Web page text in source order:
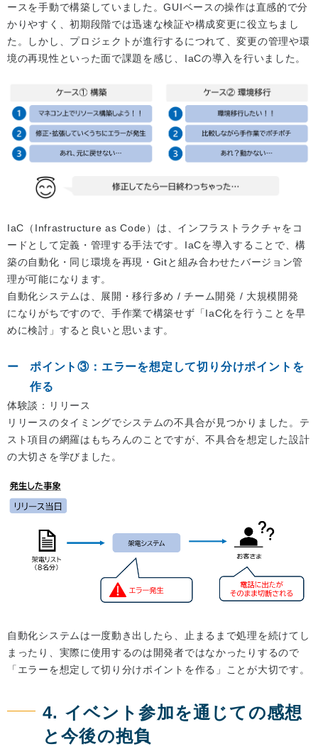
ースを手動で構築していました。GUIベースの操作は直感的で分
かりやすく、初期段階では迅速な検証や構成変更に役立ちまし
た。しかし、プロジェクトが進行するにつれて、変更の管理や環
境の再現性といった面で課題を感じ、IaCの導入を行いました。
IaC（Infrastructure as Code）は、インフラストラクチャをコ
ードとして定義・管理する手法です。IaCを導入することで、構
築の自動化・同じ環境を再現・Gitと組み合わせたバージョン管
理が可能になります。
自動化システムは、展開・移行多め / チーム開発 / 大規模開発
になりがちですので、手作業で構築せず「IaC化を行うことを早
めに検討」すると良いと思います。
ポイント③：エラーを想定して切り分けポイントを
作る
体験談：リリース
リリースのタイミングでシステムの不具合が見つかりました。テ
スト項目の網羅はもちろんのことですが、不具合を想定した設計
の大切さを学びました。
自動化システムは一度動き出したら、止まるまで処理を続けてし
まったり、実際に使用するのは開発者ではなかったりするので
「エラーを想定して切り分けポイントを作る」ことが大切です。
4. イベント参加を通じての感想
と今後の抱負